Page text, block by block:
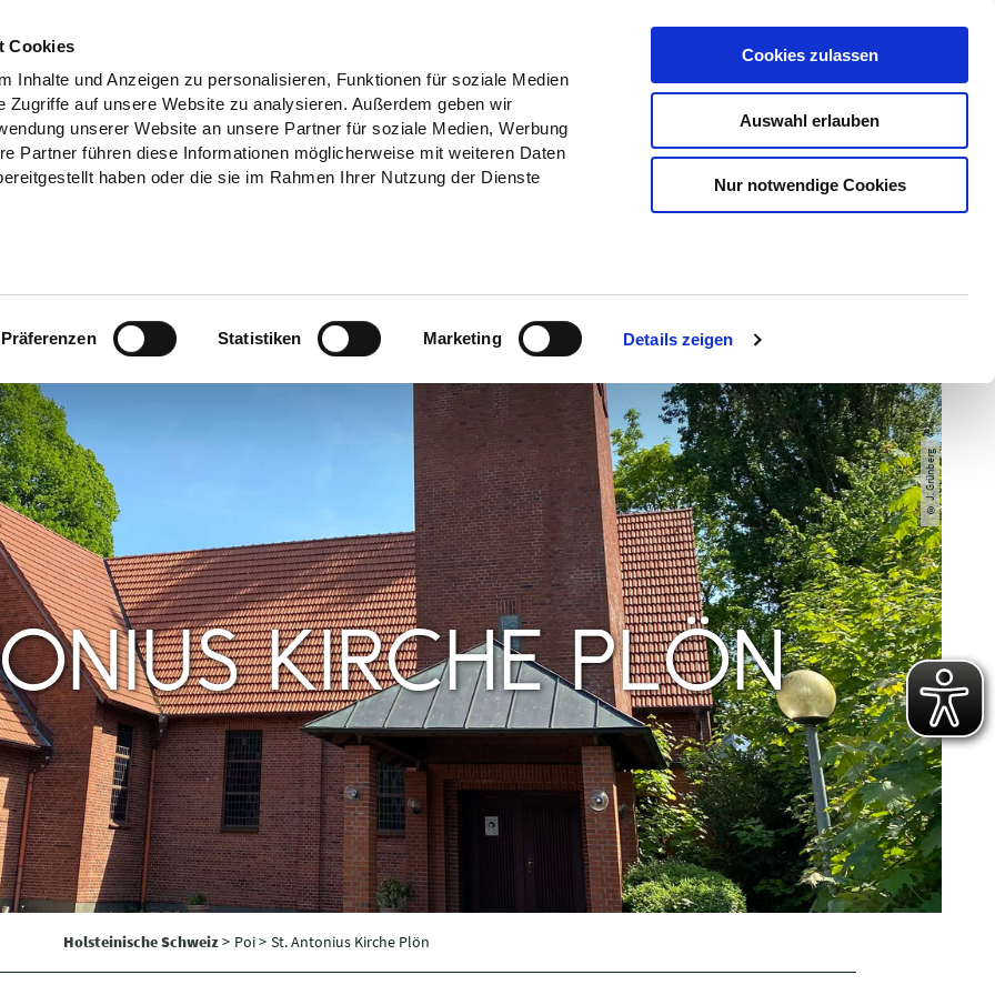
Cookies
Inhalte und Anzeigen zu personalisieren, Funktionen für soziale Medien
Zugriffe auf unsere Website zu analysieren. Außerdem geben wir
unserer Website an unsere Partner für soziale Medien, Werbung
Partner führen diese Informationen möglicherweise mit weiteren Daten
haben oder die sie im Rahmen Ihrer Nutzung der Dienste
Präferenzen Statistiken Marketing Details zeigen
Cookies zulassen
Auswahl erlauben
Nur notwendige Cookies
Erlebnisse Buchen
© J. Grünberg
KIRCHE PLÖN
Holsteinische Schweiz> Poi > St. Antonius Kirche Plön